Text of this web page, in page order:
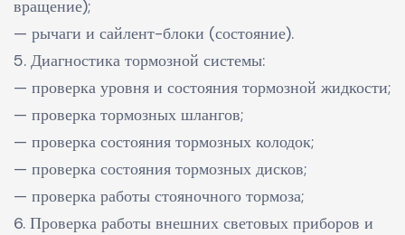
вращение);
— рычаги и сайлент-блоки (состояние).
5. Диагностика тормозной системы:
— проверка уровня и состояния тормозной жидкости;
— проверка тормозных шлангов;
— проверка состояния тормозных колодок;
— проверка состояния тормозных дисков;
— проверка работы стояночного тормоза;
6. Проверка работы внешних световых приборов и